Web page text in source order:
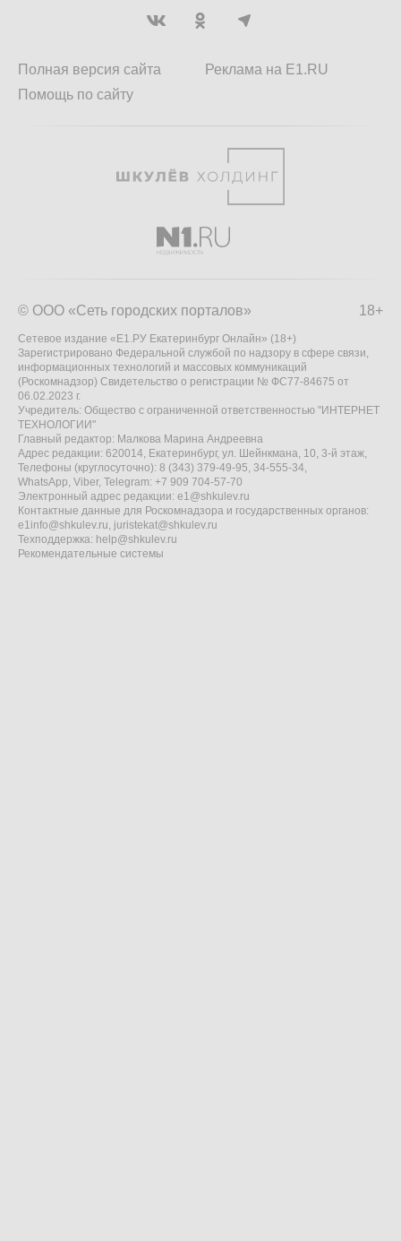
Полная версия сайта
Помощь по сайту
Реклама на E1.RU
18+
© ООО «Сеть городских порталов»
Сетевое издание «Е1.РУ Екатеринбург Онлайн» (18+)
Зарегистрировано Федеральной службой по надзору в сфере связи,
информационных технологий и массовых коммуникаций
(Роскомнадзор) Свидетельство о регистрации № ФС77-84675 от
06.02.2023 г.
Учредитель: Общество с ограниченной ответственностью "ИНТЕРНЕТ
ТЕХНОЛОГИИ"
Главный редактор: Малкова Марина Андреевна
Адрес редакции: 620014, Екатеринбург, ул. Шейнкмана, 10, 3-й этаж,
Телефоны (круглосуточно): 8 (343) 379-49-95, 34-555-34,
WhatsApp, Viber, Telegram: +7 909 704-57-70
Электронный адрес редакции: e1@shkulev.ru
Контактные данные для Роскомнадзора и государственных органов:
e1info@shkulev.ru, juristekat@shkulev.ru
Техподдержка: help@shkulev.ru
Рекомендательные системы